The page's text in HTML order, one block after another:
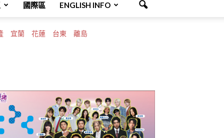
國際區 ENGLISH INFO
宜蘭 花蓮 台東 離島